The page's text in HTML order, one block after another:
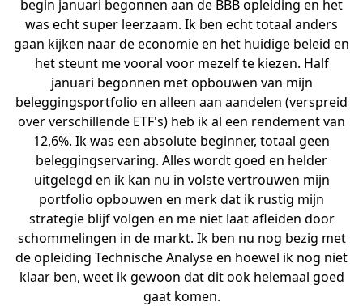
begin januari begonnen aan de BBB opleiding en het
was echt super leerzaam. Ik ben echt totaal anders
gaan kijken naar de economie en het huidige beleid en
het steunt me vooral voor mezelf te kiezen. Half
januari begonnen met opbouwen van mijn
beleggingsportfolio en alleen aan aandelen (verspreid
over verschillende ETF's) heb ik al een rendement van
12,6%. Ik was een absolute beginner, totaal geen
beleggingservaring. Alles wordt goed en helder
uitgelegd en ik kan nu in volste vertrouwen mijn
portfolio opbouwen en merk dat ik rustig mijn
strategie blijf volgen en me niet laat afleiden door
schommelingen in de markt. Ik ben nu nog bezig met
de opleiding Technische Analyse en hoewel ik nog niet
klaar ben, weet ik gewoon dat dit ook helemaal goed
gaat komen.